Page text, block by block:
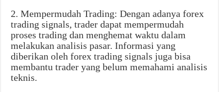
2. Mempermudah Trading: Dengan adanya forex
trading signals, trader dapat mempermudah
proses trading dan menghemat waktu dalam
melakukan analisis pasar. Informasi yang
diberikan oleh forex trading signals juga bisa
membantu trader yang belum memahami analisis
teknis.